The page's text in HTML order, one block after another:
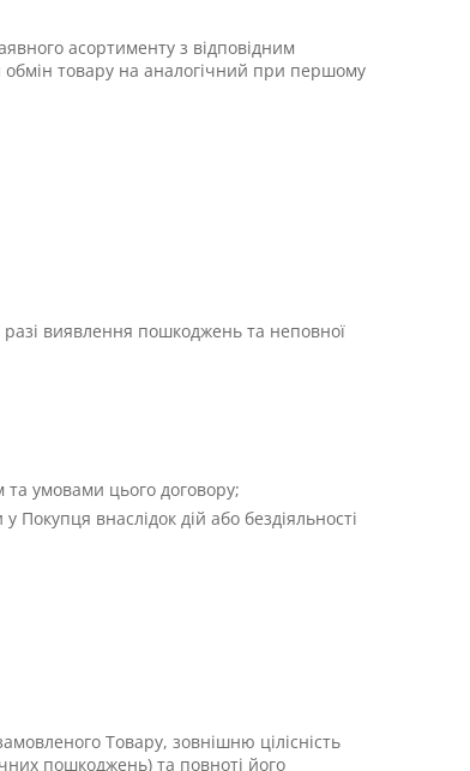
асортименту з відповідним
обмін товару на аналогічний при першому
разі виявлення пошкоджень та неповної
та умовами цього договору;
Покупця внаслідок дій або бездіяльності
Товару, зовнішню цілісність
пошкоджень) та повноті його